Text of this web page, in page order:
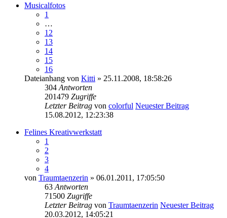
Musicalfotos
1
…
12
13
14
15
16
Dateianhang von Kitti » 25.11.2008, 18:58:26
304 Antworten
201479 Zugriffe
Letzter Beitrag von colorful Neuester Beitrag
15.08.2012, 12:23:38
Felines Kreativwerkstatt
1
2
3
4
von Traumtaenzerin » 06.01.2011, 17:05:50
63 Antworten
71500 Zugriffe
Letzter Beitrag von Traumtaenzerin Neuester Beitrag
20.03.2012, 14:05:21